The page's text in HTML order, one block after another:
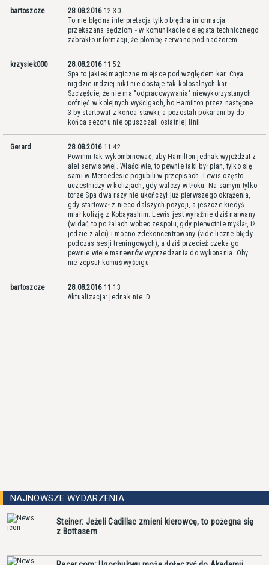
bartoszcze 28.08.2016 12:30
To nie błędna interpretacja tylko błędna informacja
przekazana sędziom - w komunikacie delegata technicznego
zabrakło informacji, że plombę zerwano pod nadzorem.
krzysiek000 28.08.2016 11:52
Spa to jakieś magiczne miejsce pod względem kar. Chya
nigdzie indziej nikt nie dostaje tak kolosalnych kar.
Szczęście, że nie ma "odpracowywania" niewykorzystanych
cofnięć w kolejnych wyścigach, bo Hamilton przez następne
3 by startował z końca stawki, a pozostali pokarani by do
końca sezonu nie opuszczali ostatniej linii.
Gerard 28.08.2016 11:42
Powinni tak wykombinować, aby Hamilton jednak wyjeżdżał z
alei serwisowej. Właściwie, to pewnie taki był plan, tylko się
sami w Mercedesie pogubili w przepisach. Lewis często
uczestniczy w kolizjach, gdy walczy w tłoku. Na samym tylko
torze Spa dwa razy nie ukończył już pierwszego okrążenia,
gdy startował z nieco dalszych pozycji, a jeszcze kiedyś
miał kolizję z Kobayashim. Lewis jest wyraźnie dziś narwany
(widać to po żalach wobec zespołu, gdy pierwotnie myślał, iż
jedzie z alei) i mocno zdekoncentrowany (vide liczne błędy
podczas sesji treningowych), a dziś przecież czeka go
pewnie wiele manewrów wyprzedzania do wykonania. Oby
nie zepsuł komuś wyścigu.
bartoszcze 28.08.2016 11:13
Aktualizacja: jednak nie :D
NAJNOWSZE WYDARZENIA
Steiner: Jeżeli Cadillac zmieni kierowcę, to pożegna się
z Bottasem